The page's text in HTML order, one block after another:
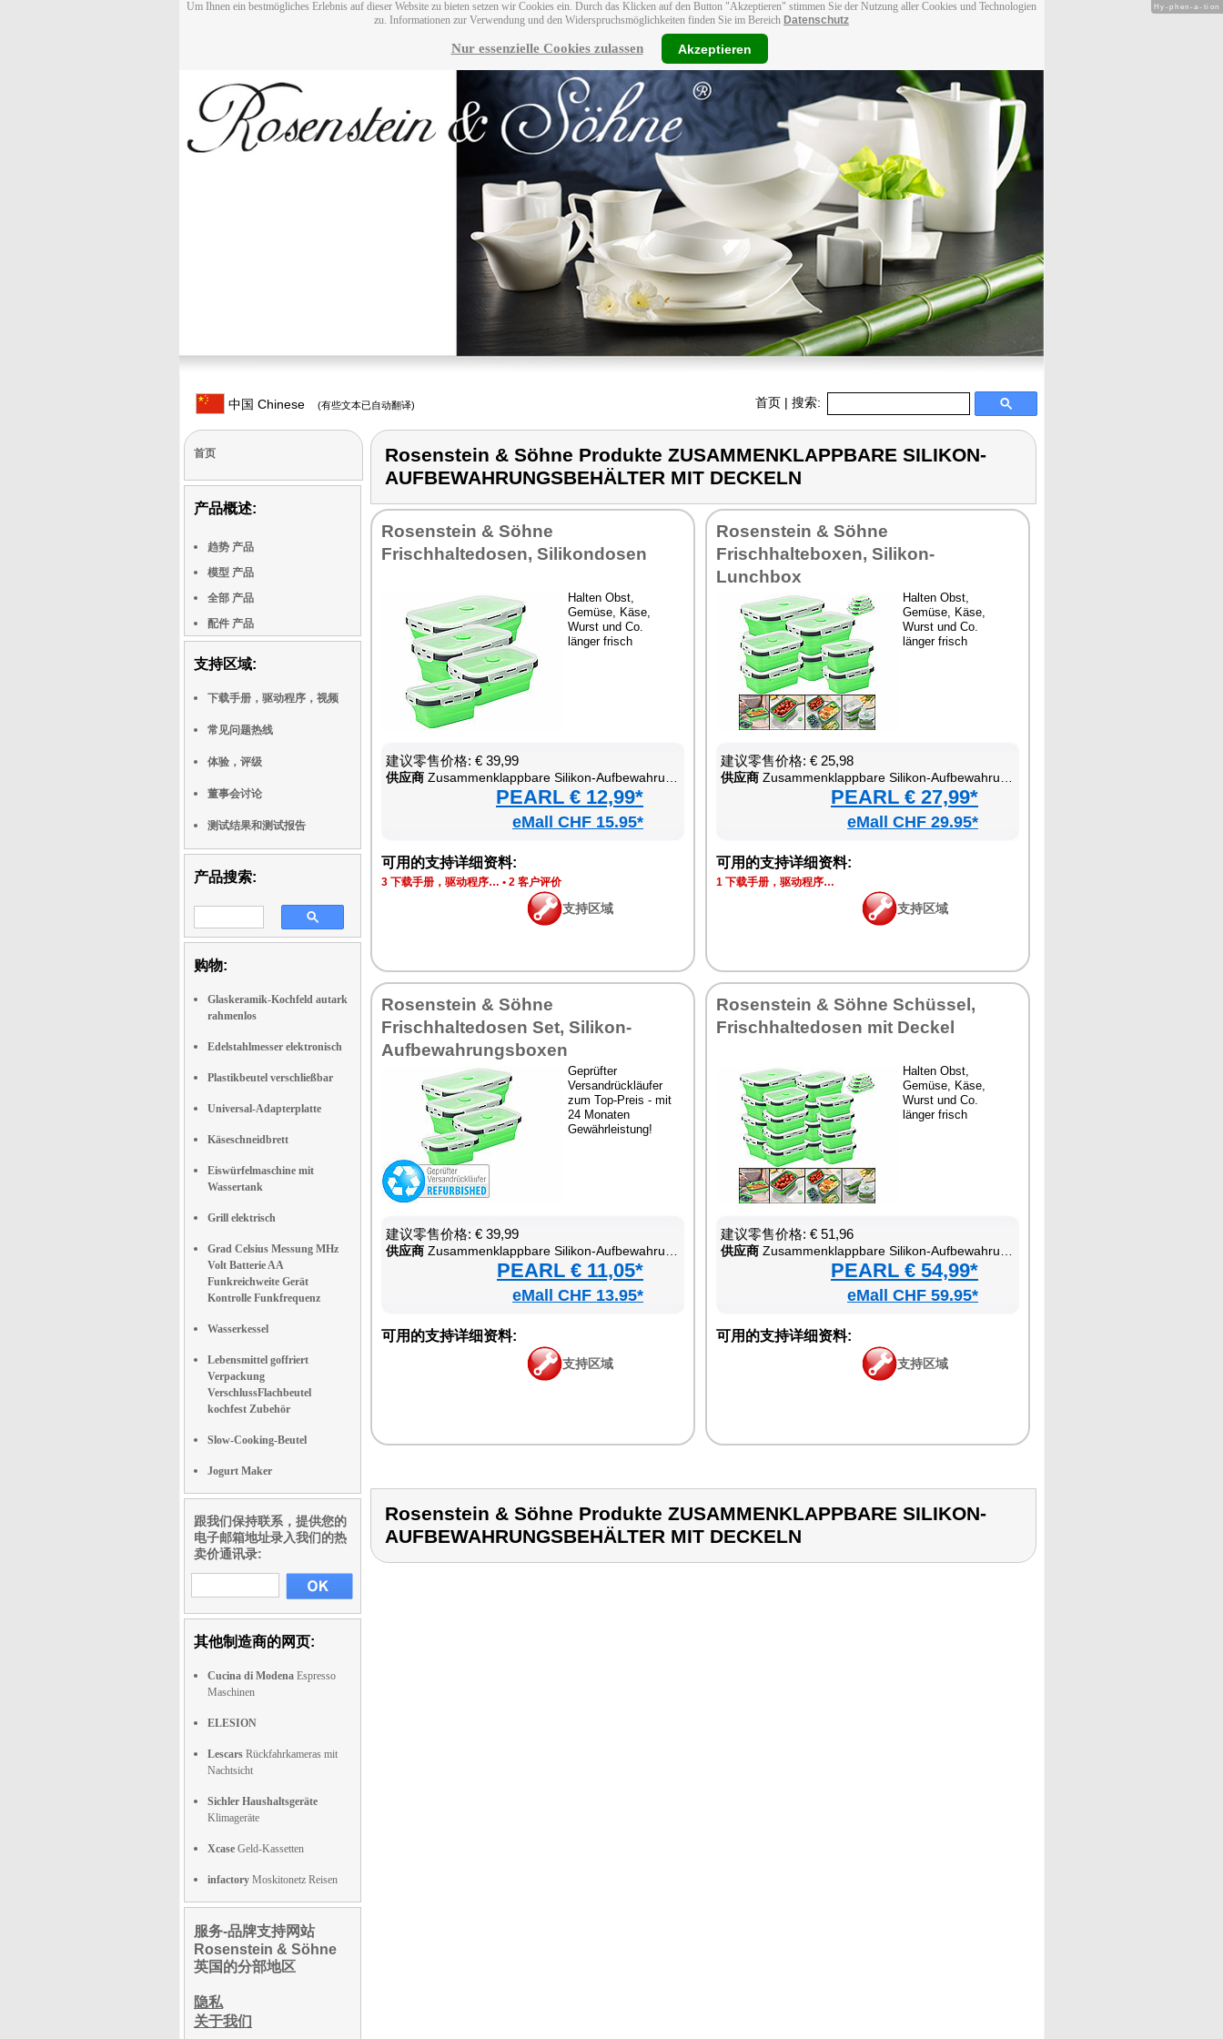
Um Ihnen ein bestmögliches Erlebnis auf dieser Website zu bieten setzen wir Cookies ein. Durch das Klicken auf den Button "Akzeptieren" stimmen Sie der Nutzung aller Cookies und Technologien
zu. Informationen zur Verwendung und den Widerspruchsmöglichkeiten finden Sie im Bereich Datenschutz
Nur essenzielle Cookies zulassen Akzeptieren
中国 Chinese (有些文本已自动翻译) 首页 | 搜索:
首页
产品概述:
趋势 产品
模型 产品
全部 产品
配件 产品
支持区域:
下载手册，驱动程序，视频
常见问题热线
体验，评级
董事会讨论
测试结果和测试报告
产品搜索:
购物:
Glaskeramik-Kochfeld autark
rahmenlos
Edelstahlmesser elektronisch
Plastikbeutel verschließbar
Universal-Adapterplatte
Käseschneidbrett
Eiswürfelmaschine mit
Wassertank
Grill elektrisch
Grad Celsius Messung MHz
Volt Batterie AA
Funkreichweite Gerät
Kontrolle Funkfrequenz
Wasserkessel
Lebensmittel goffriert
Verpackung
VerschlussFlachbeutel
kochfest Zubehör
Slow-Cooking-Beutel
Jogurt Maker
跟我们保持联系，提供您的
电子邮箱地址录入我们的热
卖价通讯录:
其他制造商的网页:
Cucina di Modena Espresso
Maschinen
ELESION
Lescars Rückfahrkameras mit
Nachtsicht
Sichler Haushaltsgeräte
Klimageräte
Xcase Geld-Kassetten
infactory Moskitonetz Reisen
服务-品牌支持网站
Rosenstein & Söhne
英国的分部地区
隐私
关于我们
Rosenstein & Söhne Produkte ZUSAMMENKLAPPBARE SILIKON-
AUFBEWAHRUNGSBEHÄLTER MIT DECKELN
Rosenstein & Söhne
Frischhaltedosen, Silikondosen
Halten Obst,
Gemüse, Käse,
Wurst und Co.
länger frisch
建议零售价格: € 39,99
供应商 Zusammenklappbare Silikon-Aufbewahrungsbehälter mit Deckeln
PEARL € 12,99*
eMall CHF 15.95*
可用的支持详细资料:
3 下载手册，驱动程序… • 2 客户评价
支持区域
Rosenstein & Söhne
Frischhalteboxen, Silikon-
Lunchbox
Halten Obst,
Gemüse, Käse,
Wurst und Co.
länger frisch
建议零售价格: € 25,98
供应商 Zusammenklappbare Silikon-Aufbewahrungsbehälter mit Deckeln
PEARL € 27,99*
eMall CHF 29.95*
可用的支持详细资料:
1 下载手册，驱动程序…
支持区域
Rosenstein & Söhne
Frischhaltedosen Set, Silikon-
Aufbewahrungsboxen
Geprüfter
Versandrückläufer
zum Top-Preis - mit
24 Monaten
Gewährleistung!
建议零售价格: € 39,99
供应商 Zusammenklappbare Silikon-Aufbewahrungsbehälter mit Deckeln
PEARL € 11,05*
eMall CHF 13.95*
可用的支持详细资料:
支持区域
Rosenstein & Söhne Schüssel,
Frischhaltedosen mit Deckel
Halten Obst,
Gemüse, Käse,
Wurst und Co.
länger frisch
建议零售价格: € 51,96
供应商 Zusammenklappbare Silikon-Aufbewahrungsbehälter mit Deckeln
PEARL € 54,99*
eMall CHF 59.95*
可用的支持详细资料:
支持区域
Rosenstein & Söhne Produkte ZUSAMMENKLAPPBARE SILIKON-
AUFBEWAHRUNGSBEHÄLTER MIT DECKELN
Hy-phen-a-tion